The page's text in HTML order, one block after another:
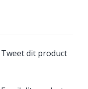
Tweet dit product